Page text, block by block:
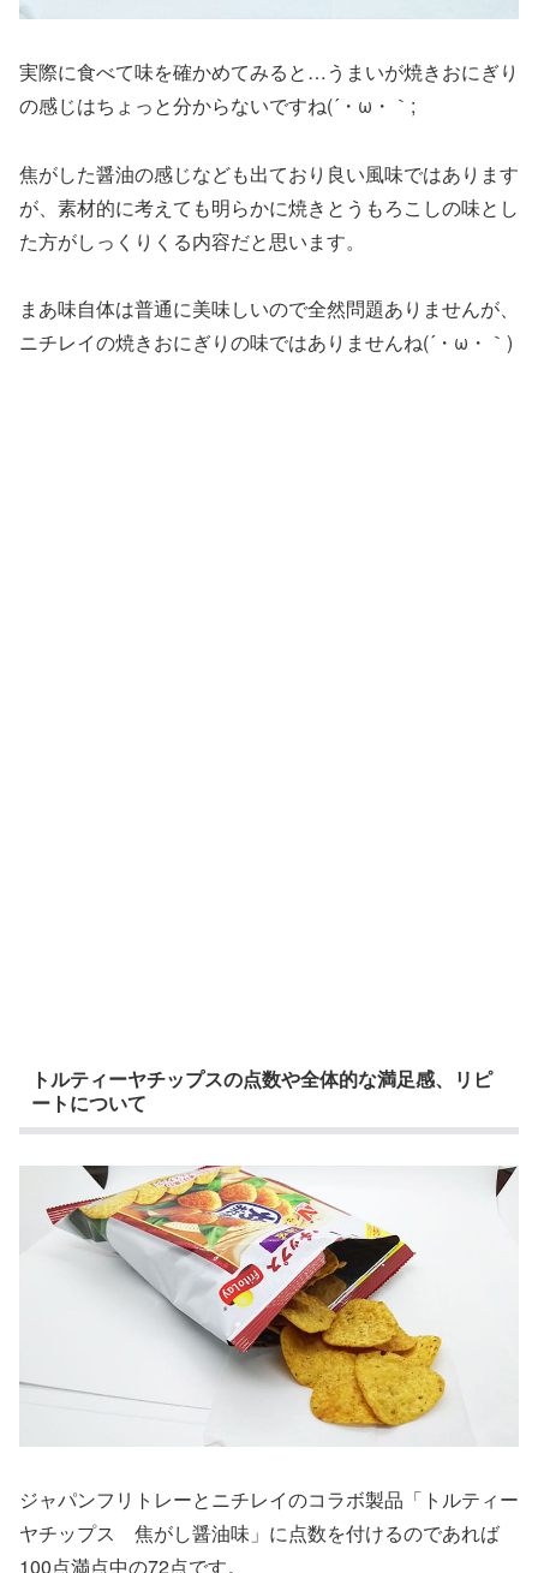
実際に食べて味を確かめてみると…うまいが焼きおにぎり
の感じはちょっと分からないですね(´・ω・｀;
焦がした醤油の感じなども出ており良い風味ではあります
が、素材的に考えても明らかに焼きとうもろこしの味とし
た方がしっくりくる内容だと思います。
まあ味自体は普通に美味しいので全然問題ありませんが、
ニチレイの焼きおにぎりの味ではありませんね(´・ω・｀)
トルティーヤチップスの点数や全体的な満足感、リピ
ートについて
ジャパンフリトレーとニチレイのコラボ製品「トルティー
ヤチップス 焦がし醤油味」に点数を付けるのであれば
100点満点中の72点です。